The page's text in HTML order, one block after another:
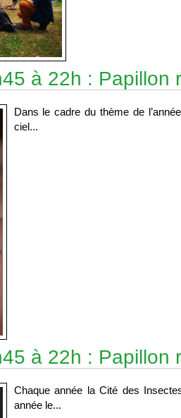
à 22h : Papillon
Dans le cadre du thème de
ciel...
à 22h : Papillon
Chaque année la Cité des
année le...